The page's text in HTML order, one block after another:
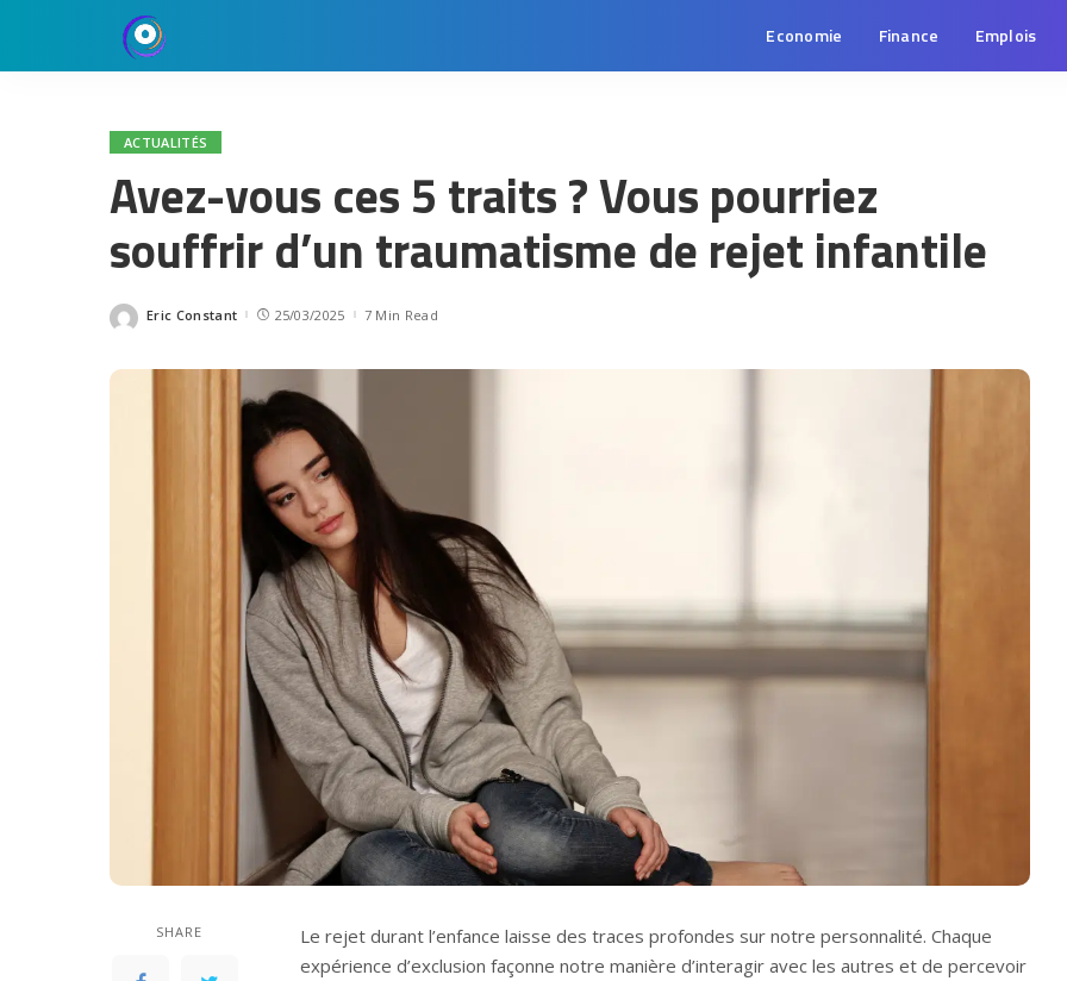
Economie Finance Emplois
ACTUALITÉS
Avez-vous ces 5 traits ? Vous pourriez
souffrir d’un traumatisme de rejet infantile
Posted
Eric Constant 25/03/2025 7 Min Read
SHARE
Le rejet durant l’enfance laisse des traces profondes sur notre personnalité. Chaque
expérience d’exclusion façonne notre manière d’interagir avec les autres et de percevoir